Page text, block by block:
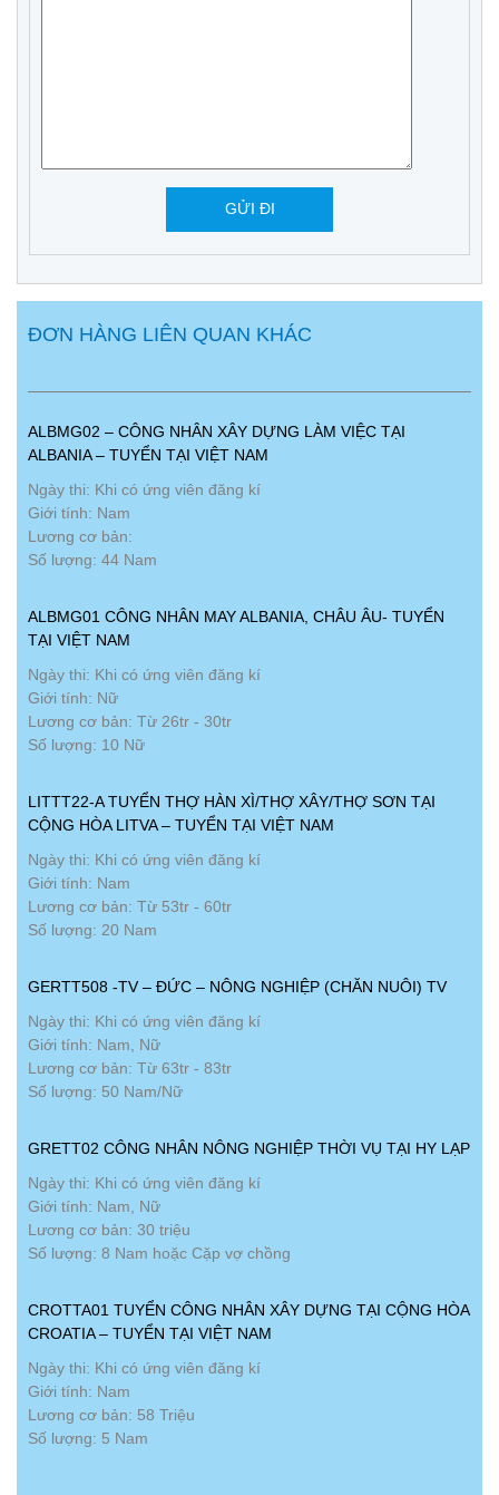
ĐƠN HÀNG LIÊN QUAN KHÁC
ALBMG02 – CÔNG NHÂN XÂY DỰNG LÀM VIỆC TẠI
ALBANIA – TUYỂN TẠI VIỆT NAM
Ngày thi: Khi có ứng viên đăng kí
Giới tính: Nam
Lương cơ bản:
Số lượng: 44 Nam
ALBMG01 CÔNG NHÂN MAY ALBANIA, CHÂU ÂU- TUYỂN
TẠI VIỆT NAM
Ngày thi: Khi có ứng viên đăng kí
Giới tính: Nữ
Lương cơ bản: Từ 26tr - 30tr
Số lượng: 10 Nữ
LITTT22-A TUYỂN THỢ HÀN XÌ/THỢ XÂY/THỢ SƠN TẠI
CỘNG HÒA LITVA – TUYỂN TẠI VIỆT NAM
Ngày thi: Khi có ứng viên đăng kí
Giới tính: Nam
Lương cơ bản: Từ 53tr - 60tr
Số lượng: 20 Nam
GERTT508 -TV – ĐỨC – NÔNG NGHIỆP (CHĂN NUÔI) TV
Ngày thi: Khi có ứng viên đăng kí
Giới tính: Nam, Nữ
Lương cơ bản: Từ 63tr - 83tr
Số lượng: 50 Nam/Nữ
GRETT02 CÔNG NHÂN NÔNG NGHIỆP THỜI VỤ TẠI HY LẠP
Ngày thi: Khi có ứng viên đăng kí
Giới tính: Nam, Nữ
Lương cơ bản: 30 triệu
Số lượng: 8 Nam hoặc Cặp vợ chồng
CROTTA01 TUYỂN CÔNG NHÂN XÂY DỰNG TẠI CỘNG HÒA
CROATIA – TUYỂN TẠI VIỆT NAM
Ngày thi: Khi có ứng viên đăng kí
Giới tính: Nam
Lương cơ bản: 58 Triệu
Số lượng: 5 Nam